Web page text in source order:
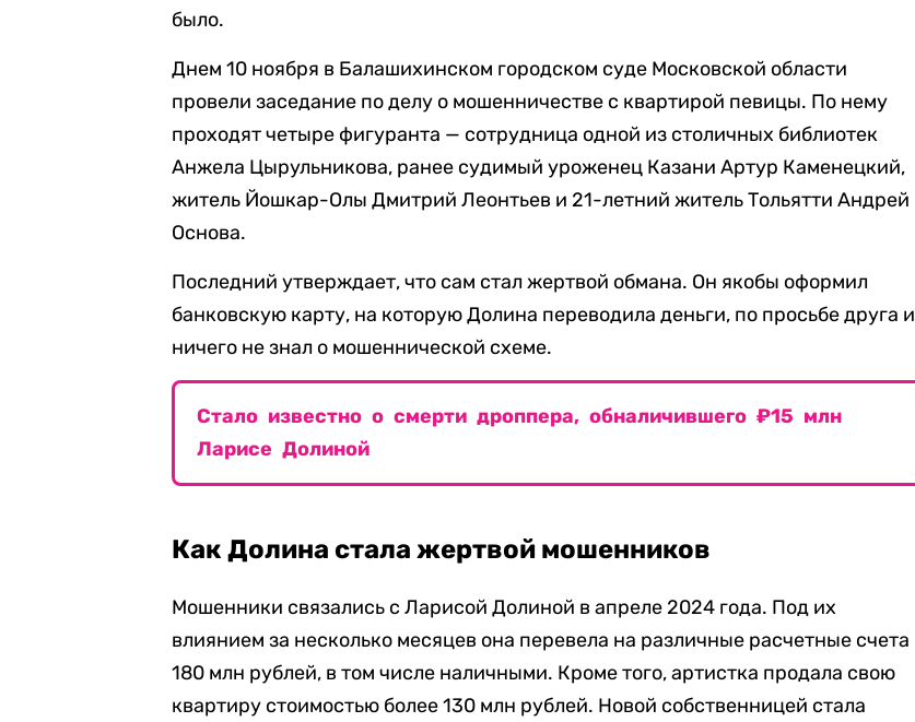
было.
Днем 10 ноября в Балашихинском городском суде Московской области
провели заседание по делу о мошенничестве с квартирой певицы. По нему
проходят четыре фигуранта — сотрудница одной из столичных библиотек
Анжела Цырульникова, ранее судимый уроженец Казани Артур Каменецкий,
житель Йошкар-Олы Дмитрий Леонтьев и 21-летний житель Тольятти Андрей
Основа.
Последний утверждает, что сам стал жертвой обмана. Он якобы оформил
банковскую карту, на которую Долина переводила деньги, по просьбе друга и
ничего не знал о мошеннической схеме.
Стало известно о смерти дроппера, обналичившего ₽15 млн
Ларисе Долиной
Как Долина стала жертвой мошенников
Мошенники связались с Ларисой Долиной в апреле 2024 года. Под их
влиянием за несколько месяцев она перевела на различные расчетные счета
180 млн рублей, в том числе наличными. Кроме того, артистка продала свою
квартиру стоимостью более 130 млн рублей. Новой собственницей стала